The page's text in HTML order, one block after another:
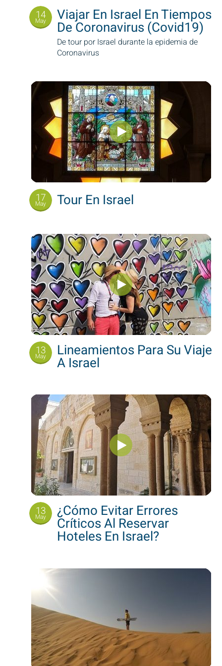
14
May Viajar En Israel En Tiempos
De Coronavirus (Covid19)
De tour por Israel durante la epidemia de
Coronavirus
17
May Tour En Israel
13
May Lineamientos Para Su Viaje
A Israel
13
May ¿Cómo Evitar Errores
Críticos Al Reservar
Hoteles En Israel?